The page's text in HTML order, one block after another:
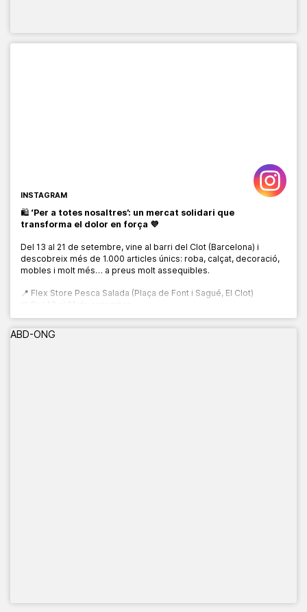
INSTAGRAM
🛍️ ‘Per a totes nosaltres’: un mercat solidari que
transforma el dolor en força 💜
Del 13 al 21 de setembre, vine al barri del Clot (Barcelona) i
descobreix més de 1.000 articles únics: roba, calçat, decoració,
mobles i molt més… a preus molt assequibles.
📍 Flex Store Pesca Salada (Plaça de Font i Sagué, El Clot)
🕙 De 10:00 a 20:00 h
ABD-ONG